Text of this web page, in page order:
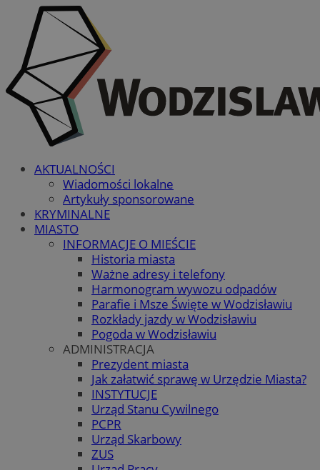
AKTUALNOŚCI
Wiadomości lokalne
Artykuły sponsorowane
KRYMINALNE
MIASTO
INFORMACJE O MIEŚCIE
Historia miasta
Ważne adresy i telefony
Harmonogram wywozu odpadów
Parafie i Msze Święte w Wodzisławiu
Rozkłady jazdy w Wodzisławiu
Pogoda w Wodzisławiu
ADMINISTRACJA
Prezydent miasta
Jak załatwić sprawę w Urzędzie Miasta?
INSTYTUCJE
Urząd Stanu Cywilnego
PCPR
Urząd Skarbowy
ZUS